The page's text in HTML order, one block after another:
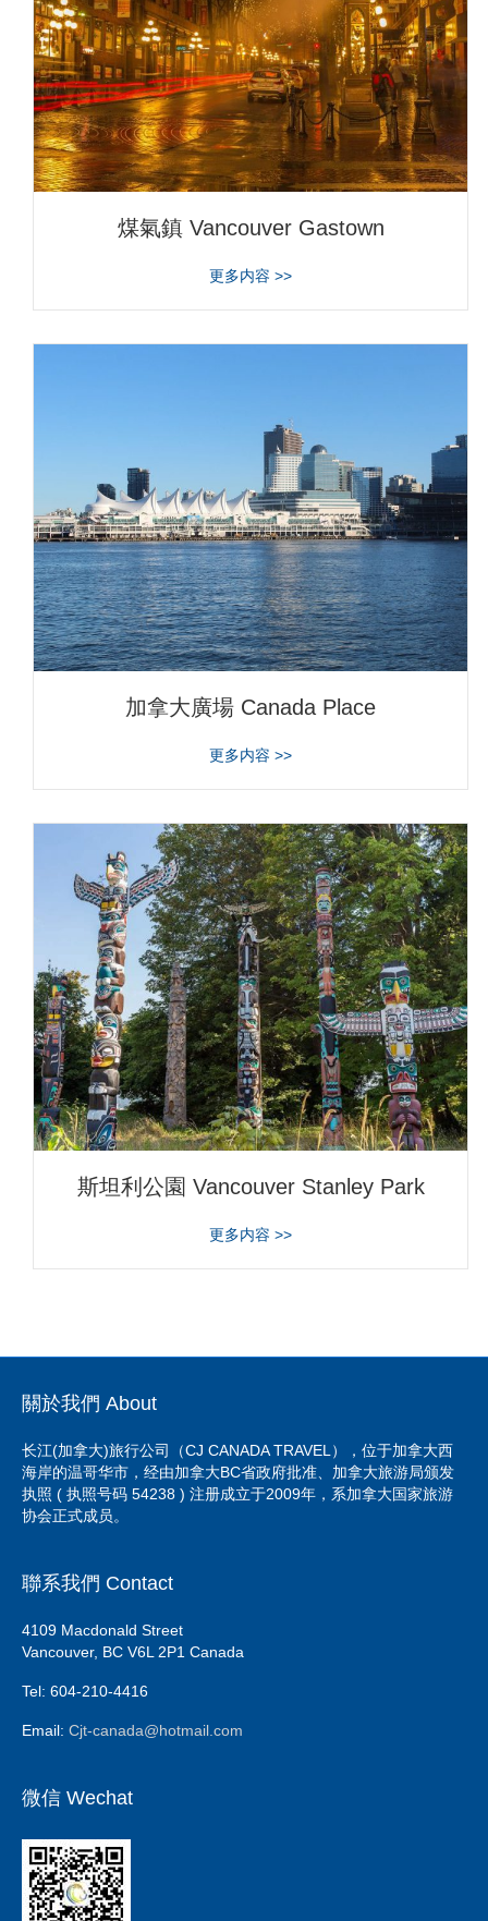
煤氣鎮 Vancouver Gastown
更多内容 >>about 煤氣鎮 Vancouver
加拿大廣場 Canada Place
更多内容 >>about 加拿大廣場 Canada
斯坦利公園 Vancouver Stanley Park
更多内容 >>about 斯坦利公園
關於我們 About
长江(加拿大)旅行公司（CJ CANADA TRAVEL），位于加拿大西
海岸的温哥华市，经由加拿大BC省政府批准、加拿大旅游局颁发
执照 ( 执照号码 54238 ) 注册成立于2009年，系加拿大国家旅游
协会正式成员。
聯系我們 Contact
4109 Macdonald Street
Vancouver, BC V6L 2P1 Canada
Tel: 604-210-4416
Email: Cjt-canada@hotmail.com
微信 Wechat